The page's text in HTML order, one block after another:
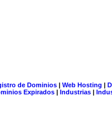
de Dominios| Web Hosting |
Expirados | Industrias |